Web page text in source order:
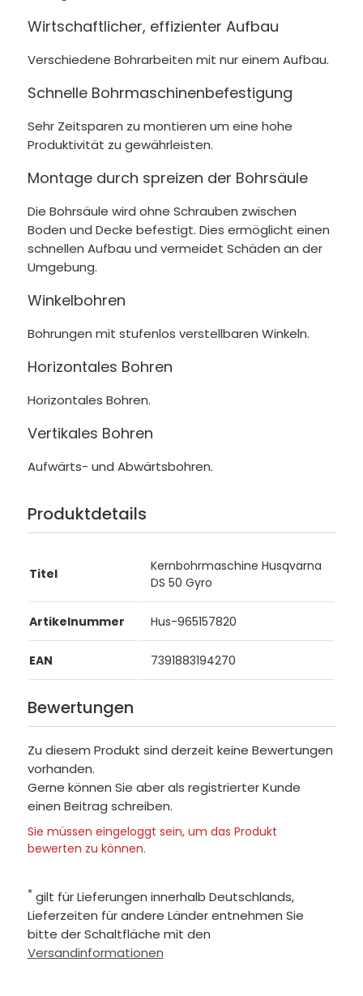
Wirtschaftlicher, effizienter Aufbau
Verschiedene Bohrarbeiten mit nur einem Aufbau.
Schnelle Bohrmaschinenbefestigung
Sehr Zeitsparen zu montieren um eine hohe
Produktivität zu gewährleisten.
Montage durch spreizen der Bohrsäule
Die Bohrsäule wird ohne Schrauben zwischen
Boden und Decke befestigt. Dies ermöglicht einen
schnellen Aufbau und vermeidet Schäden an der
Umgebung.
Winkelbohren
Bohrungen mit stufenlos verstellbaren Winkeln.
Horizontales Bohren
Horizontales Bohren.
Vertikales Bohren
Aufwärts- und Abwärtsbohren.
Produktdetails
Titel
Kernbohrmaschine Husqvarna
DS 50 Gyro
Artikelnummer Hus-965157820
EAN 7391883194270
Bewertungen
Zu diesem Produkt sind derzeit keine Bewertungen
vorhanden.
Gerne können Sie aber als registrierter Kunde
einen Beitrag schreiben.
Sie müssen eingeloggt sein, um das Produkt
bewerten zu können.
* gilt für Lieferungen innerhalb Deutschlands,
Lieferzeiten für andere Länder entnehmen Sie
bitte der Schaltfläche mit den
Versandinformationen